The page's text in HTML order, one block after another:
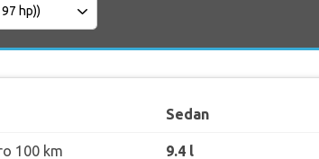
Sedan
100 km 9.4 l